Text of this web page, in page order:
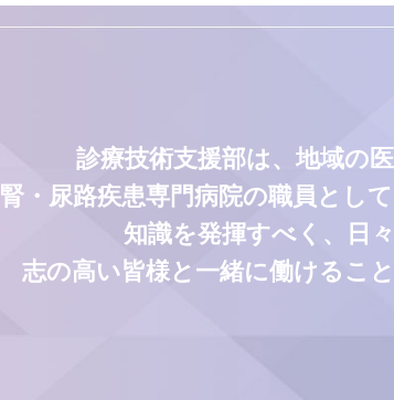
診療技術支援部は、地域の
腎・尿路疾患専門病院の職員とし
知識を発揮すべく、日
志の高い皆様と一緒に働けるこ